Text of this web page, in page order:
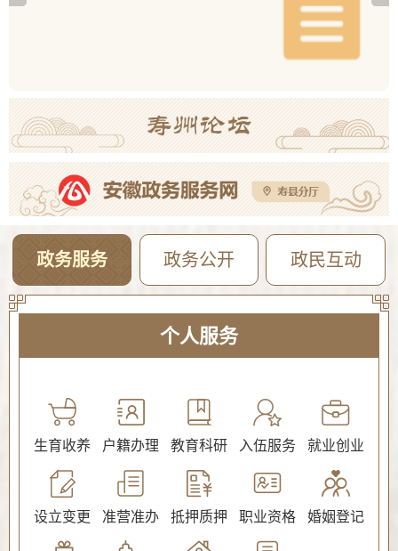
2026年寿县一中新桥校区公开招聘教师体检考察公告 08-05
【曝光·第104期】寿县这些人不戴头盔已被“抓拍”！
政务服务 政务公开 政民互动
个人服务
生育收养 户籍办理 教育科研 入伍服务 就业创业
设立变更 准营准办 抵押质押 职业资格 婚姻登记